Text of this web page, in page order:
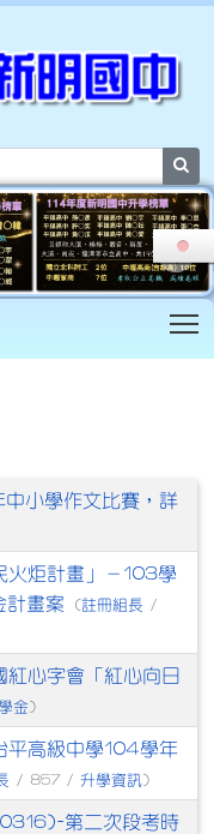
小學作文比賽，詳
火炬計畫」－103學
計畫案
(註冊組長 /
紅心字會「紅心向日
金 )
平高級中學104學年
/ 857 / 升學資訊 )
第二次段考時